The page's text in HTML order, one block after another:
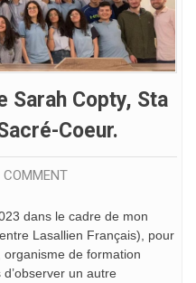
Sarah Copty, Sta
Coeur.
COMMENT
dans le cadre de mon
Lasallien Français), pour
organisme de formation
un autre